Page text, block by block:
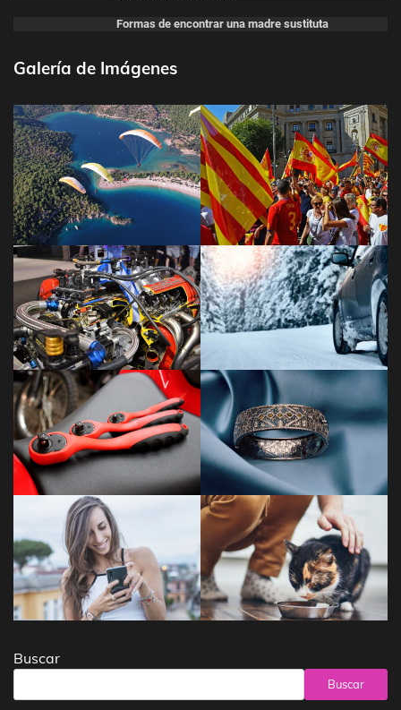
Formas de encontrar una madre sustituta
Galería de Imágenes
Buscar
Buscar